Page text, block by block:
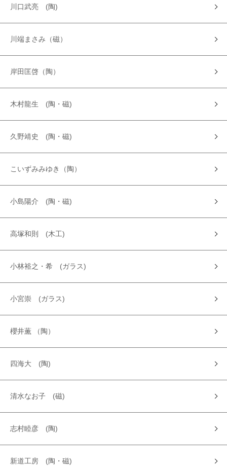
川口武亮 (陶)
川端まさみ（磁）
岸田匡啓（陶）
木村龍生 (陶・磁)
久野靖史 (陶・磁)
こいずみみゆき（陶）
小島陽介 (陶・磁)
高塚和則 (木工)
小林裕之・希 (ガラス)
小宮崇 (ガラス)
櫻井薫 （陶）
四海大 (陶)
清水なお子 (磁)
志村睦彦 (陶)
新道工房 (陶・磁)